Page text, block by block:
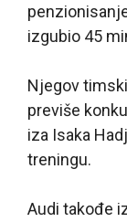
izgubio 45
Njegov
previše
iza Isaka
treningu.
Audi takođe